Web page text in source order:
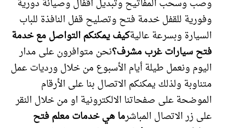
وصب وسحب المفاتيح وتبديل اقفال وصيانة دورية
وفورية للقفل خدمة فتح وتصليح قفل النافذة للباب
السيارة وبسرعة عاليةكيف يمكنكم التواصل مع خدمة
فتح سيارات غرب مشرف؟نحن متوافرون على مدار
اليوم ونعمل طيلة أيام الأسبوع من خلال ورديات عمل
متناوبة ولذلك يمكنكم الاتصال بنا على الأرقام
الموضحة على صفحاتنا الالكترونية او من خلال النقر
على زر الاتصال المباشرما هي خدمات معلم فتح